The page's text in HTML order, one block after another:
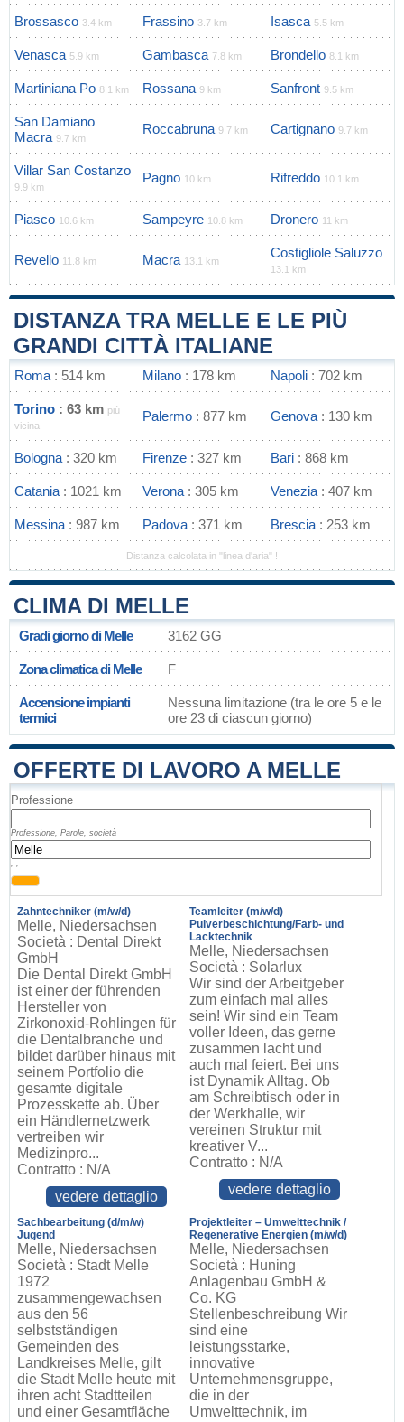
Brossasco 3.4 km Frassino 3.7 km Isasca 5.5 km
Venasca 5.9 km Gambasca 7.8 km Brondello 8.1 km
Martiniana Po 8.1 km Rossana 9 km Sanfront 9.5 km
San Damiano
Macra 9.7 km
Roccabruna 9.7 km Cartignano 9.7 km
Villar San Costanzo
9.9 km
Pagno 10 km Rifreddo 10.1 km
Piasco 10.6 km Sampeyre 10.8 km Dronero 11 km
Revello 11.8 km Macra 13.1 km
Costigliole Saluzzo
13.1 km
DISTANZA TRA MELLE E LE PIÙ
GRANDI CITTÀ ITALIANE
Roma : 514 km Milano : 178 km Napoli : 702 km
Torino : 63 km più
vicina
Palermo : 877 km Genova : 130 km
Bologna : 320 km Firenze : 327 km Bari : 868 km
Catania : 1021 km Verona : 305 km Venezia : 407 km
Messina : 987 km Padova : 371 km Brescia : 253 km
Distanza calcolata in "linea d'aria" !
CLIMA DI MELLE
Gradi giorno di Melle 3162 GG
Zona climatica di Melle F
Accensione impianti
termici
Nessuna limitazione (tra le ore 5 e le
ore 23 di ciascun giorno)
OFFERTE DI LAVORO A MELLE
Professione
Professione, Parole, società
, ,
Zahntechniker (m/w/d)
Melle, Niedersachsen
Società : Dental Direkt
GmbH
Die Dental Direkt GmbH
ist einer der führenden
Hersteller von
Zirkonoxid-Rohlingen für
die Dentalbranche und
bildet darüber hinaus mit
seinem Portfolio die
gesamte digitale
Prozesskette ab. Über
ein Händlernetzwerk
vertreiben wir
Medizinpro...
Contratto : N/A
vedere dettaglio
Teamleiter (m/w/d)
Pulverbeschichtung/Farb- und
Lacktechnik
Melle, Niedersachsen
Società : Solarlux
Wir sind der Arbeitgeber
zum einfach mal alles
sein! Wir sind ein Team
voller Ideen, das gerne
zusammen lacht und
auch mal feiert. Bei uns
ist Dynamik Alltag. Ob
am Schreibtisch oder in
der Werkhalle, wir
vereinen Struktur mit
kreativer V...
Contratto : N/A
vedere dettaglio
Sachbearbeitung (d/m/w)
Jugend
Melle, Niedersachsen
Società : Stadt Melle
1972
zusammengewachsen
aus den 56
selbstständigen
Gemeinden des
Landkreises Melle, gilt
die Stadt Melle heute mit
ihren acht Stadtteilen
und einer Gesamtfläche
Projektleiter – Umwelttechnik /
Regenerative Energien (m/w/d)
Melle, Niedersachsen
Società : Huning
Anlagenbau GmbH &
Co. KG
Stellenbeschreibung Wir
sind eine
leistungsstarke,
innovative
Unternehmensgruppe,
die in der
Umwelttechnik, im